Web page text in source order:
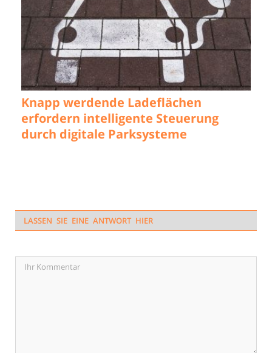
Knapp werdende Ladeflächen
erfordern intelligente Steuerung
durch digitale Parksysteme
LASSEN SIE EINE ANTWORT HIER